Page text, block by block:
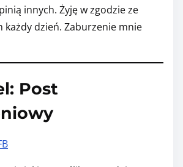
innych. Żyję w zgodzie ze
każdy dzień. Zaburzenie mnie
Post